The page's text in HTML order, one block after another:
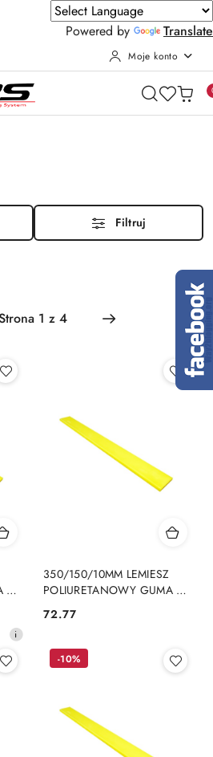
Powered by
Translate
Moje konto
Filtruj
350/150/10MM LEMIESZ
POLIURETANOWY GUMA DO
PŁUGA ŚNIEŻNEGO
Cena:
72.77
-10%